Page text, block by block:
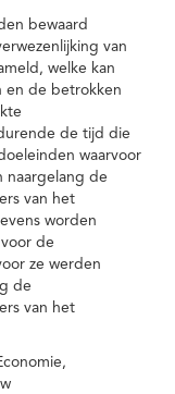
bewaard
van
welke kan
en de betrokken
de tijd die
waarvoor
naargelang de
van het
worden
de
ze werden
de
van het